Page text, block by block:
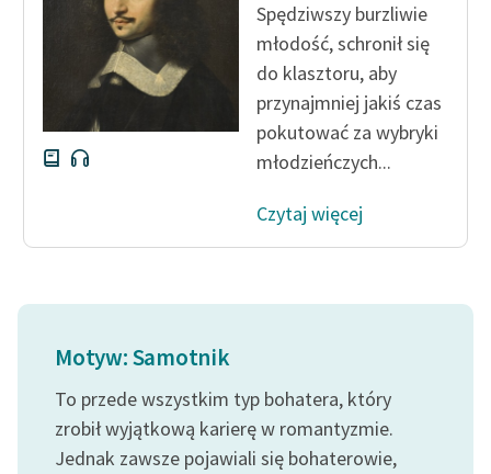
E-kolekcja lektur
szkolnych i literatury do
słuchania dla uczennic i
niepełnosprawnościami
Ręce pełne poezji
Kolekcje edukacyjne
twórców przechodzących
do domeny publicznej,
lektur szkolnych oraz
Starego Testamentu
Spędziwszy burzliwie
młodość, schronił się
do klasztoru, aby
przynajmniej jakiś czas
pokutować za wybryki
młodzieńczych...
Czytaj więcej
Motyw: Samotnik
To przede wszystkim typ bohatera, który
zrobił wyjątkową karierę w romantyzmie.
Jednak zawsze pojawiali się bohaterowie,